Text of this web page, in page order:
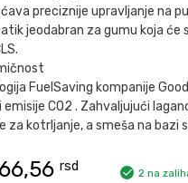
preciznije upravljanje na
jeodabran za gumu koja
FuelSaving kompanije
emisije CO2 . Zahvaljujući
za kotrljanje, a smeša na bazi
rsd 2 na